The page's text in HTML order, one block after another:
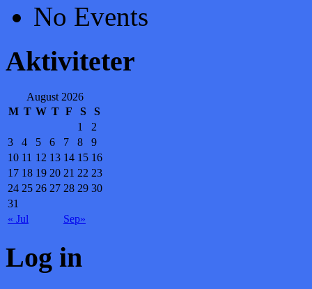
No Events
Aktiviteter
August 2026
M T W T F S S
« Jul Sep»
1
2
3
4 5 6 7 8
9
10 11 12 13 14 15 16
17 18 19 20 21 22 23
24 25 26 27 28 29 30
31
Log in